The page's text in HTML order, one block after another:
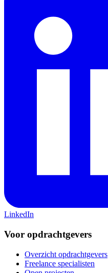
LinkedIn
Voor opdrachtgevers
Overzicht opdrachtgevers
Freelance specialisten